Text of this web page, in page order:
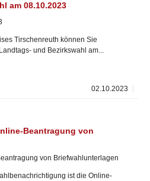
am 08.10.2023
Tirschenreuth können Sie
und Bezirkswahl am...
02.10.2023
Beantragung von
von Briefwahlunterlagen
ist die Online-